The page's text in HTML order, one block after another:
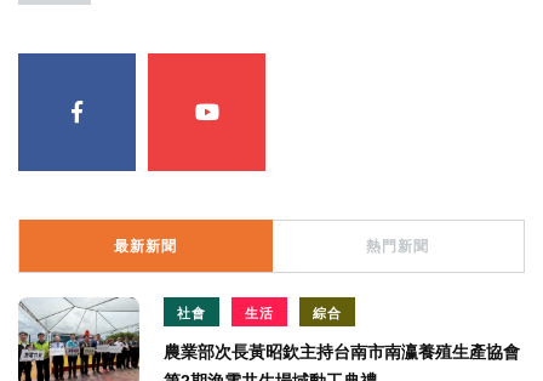
最新新聞 熱門新聞
社會 生活 綜合
農業部次長黃昭欽主持台南市南瀛養殖生產協會